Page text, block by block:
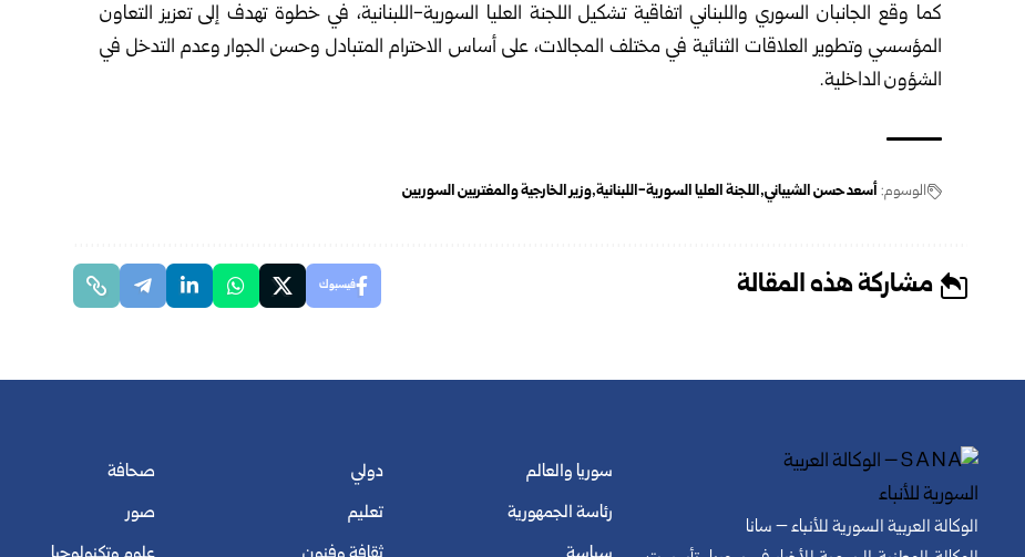
كما وقع الجانبان السوري واللبناني اتفاقية تشكيل اللجنة العليا السورية-اللبنانية، في خطوة تهدف إلى تعزيز التعاون
المؤسسي وتطوير العلاقات الثنائية في مختلف المجالات، على أساس الاحترام المتبادل وحسن الجوار وعدم التدخل في
الشؤون الداخلية.
الوسوم: أسعد حسن الشيباني اللجنة العليا السورية-اللبنانية وزير الخارجية والمغتربين السوريين
مشاركة هذه المقالة فيسبوك
الوكالة العربية السورية للأنباء – سانا
سوريا والعالم
رئاسة الجمهورية
دولي
تعليم
صحافة
صور